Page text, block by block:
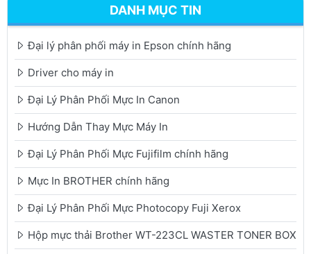
DANH MỤC TIN
Đại lý phân phối máy in Epson chính hãng
Driver cho máy in
Đại Lý Phân Phối Mực In Canon
Hướng Dẫn Thay Mực Máy In
Đại Lý Phân Phối Mực Fujifilm chính hãng
Mực In BROTHER chính hãng
Đại Lý Phân Phối Mực Photocopy Fuji Xerox
Hộp mực thải Brother WT-223CL WASTER TONER BOX